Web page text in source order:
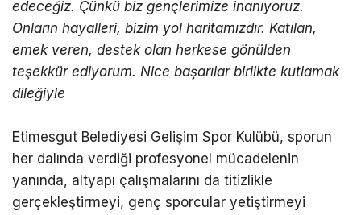
edeceğiz. Çünkü biz gençlerimize inanıyoruz.
Onların hayalleri, bizim yol haritamızdır. Katılan,
emek veren, destek olan herkese gönülden
teşekkür ediyorum. Nice başarılar birlikte kutlamak
dileğiyle
Etimesgut Belediyesi Gelişim Spor Kulübü, sporun
her dalında verdiği profesyonel mücadelenin
yanında, altyapı çalışmalarını da titizlikle
gerçekleştirmeyi, genç sporcular yetiştirmeyi